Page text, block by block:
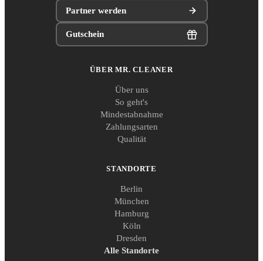
Partner werden
Gutschein
ÜBER MR. CLEANER
Über uns
So geht's
Mindestabnahme
Zahlungsarten
Qualität
STANDORTE
Berlin
München
Hamburg
Köln
Dresden
Alle Standorte